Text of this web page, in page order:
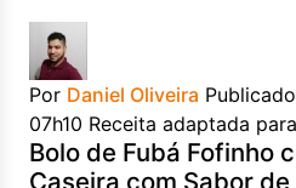
Por Daniel Oliveira
07h10 Receita adaptada
Bolo de Fubá Fofinho
Caseira com Sabor